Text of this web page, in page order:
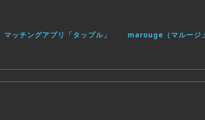
Made in Japan.
マッチングアプリ「タップル」
marouge（マルージ